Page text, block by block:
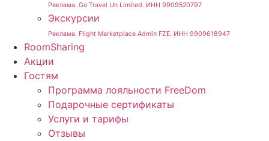
Реклама. Go Travel Un Limited. ИНН 9909520797
Экскурсии
Реклама. Flight Marketplace Admin FZE. ИНН 9909618947
RoomSharing
Акции
Гостям
Программа лояльности FreeDom
Подарочные сертификаты
Услуги и тарифы
Отзывы